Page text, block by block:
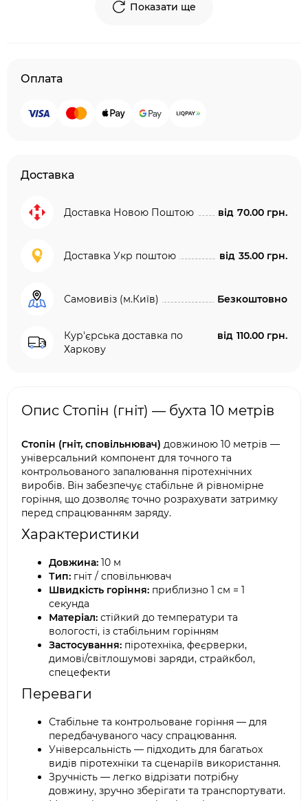
Показати ще
Оплата
Доставка
Доставка Новою Поштою від 70.00 грн.
Доставка Укр поштою від 35.00 грн.
Самовивіз (м.Київ) Безкоштовно
Кур'єрська доставка по
Харкову
від 110.00 грн.
Опис Стопін (гніт) — бухта 10 метрів
Стопін (гніт, сповільнювач) довжиною 10 метрів —
універсальний компонент для точного та
контрольованого запалювання піротехнічних
виробів. Він забезпечує стабільне й рівномірне
горіння, що дозволяє точно розрахувати затримку
перед спрацюванням заряду.
Характеристики
Довжина: 10 м
Тип: гніт / сповільнювач
Швидкість горіння: приблизно 1 см = 1
секунда
Матеріал: стійкий до температури та
вологості, із стабільним горінням
Застосування: піротехніка, феєрверки,
димові/світлошумові заряди, страйкбол,
спецефекти
Переваги
Стабільне та контрольоване горіння — для
передбачуваного часу спрацювання.
Універсальність — підходить для багатьох
видів піротехніки та сценаріїв використання.
Зручність — легко відрізати потрібну
довжину, зручно зберігати та транспортувати.